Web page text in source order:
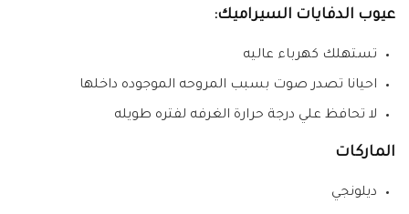
عيوب الدفايات السيراميك:
تستهلك كهرباء عاليه
احيانا تصدر صوت بسبب المروحه الموجوده داخلها
لا تحافظ علي درجة حرارة الغرفه لفتره طويله
الماركات
ديلونجي